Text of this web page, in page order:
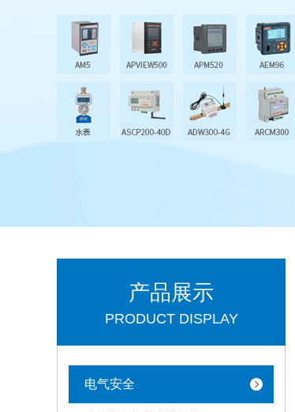
产品展示
PRODUCT DISPLAY
电气安全